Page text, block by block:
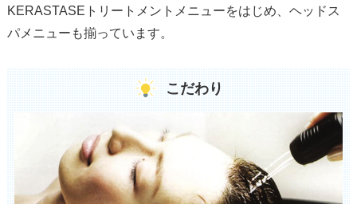
KERASTASEトリートメントメニューをはじめ、ヘッドス
パメニューも揃っています。
こだわり